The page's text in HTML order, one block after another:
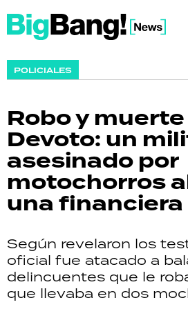
POLICIALES
Robo y
Devoto: un
asesinado por
motochorros
una financiera
Según revelaron los
oficial fue atacado a
delincuentes que le
que llevaba en dos
SHOW
ACTUALIDAD
POLICIALES
ECONOMÍA
SALUD
DEPORTES